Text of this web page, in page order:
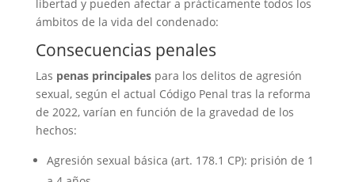
libertad y pueden afectar a prácticamente todos los
ámbitos de la vida del condenado:
Consecuencias penales
Las penas principalespara los delitos de agresión
sexual, según el actual Código Penal tras la reforma
de 2022, varían en función de la gravedad de los
hechos:
Agresión sexual básica (art. 178.1 CP): prisión de 1